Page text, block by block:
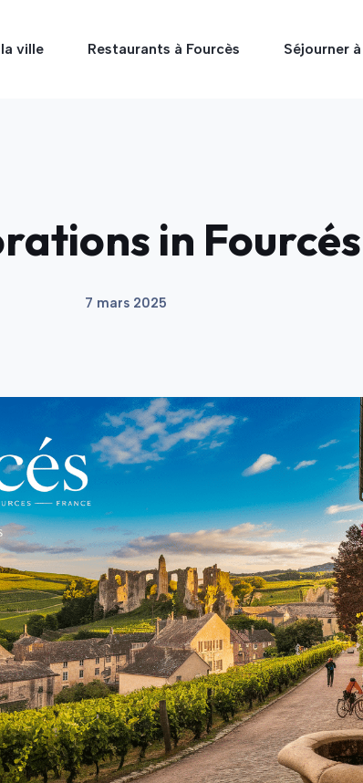
ville Restaurants à Fourcès Séjourner
in Fourcés
7 mars 2025